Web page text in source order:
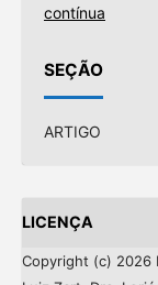
contínua
SEÇÃO
ARTIGO
LICENÇA
Copyright (c) 2026